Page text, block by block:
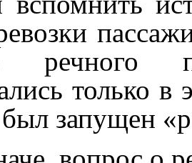
речного
только
запущен